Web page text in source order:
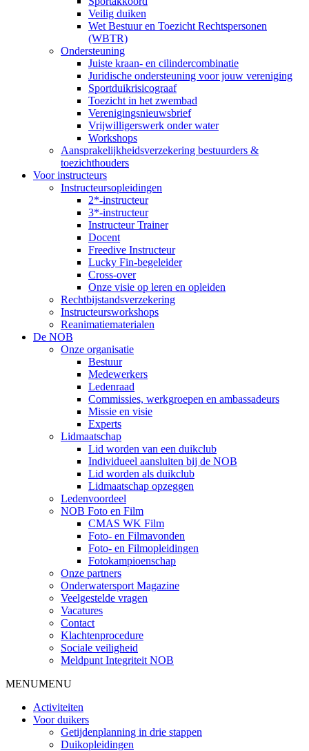
Veilig duiken
Wet Bestuur en Toezicht Rechtspersonen
(WBTR)
Ondersteuning
Juiste kraan- en cilindercombinatie
Juridische ondersteuning voor jouw vereniging
Sportduikrisicograaf
Toezicht in het zwembad
Verenigingsnieuwsbrief
Vrijwilligerswerk onder water
Workshops
Aansprakelijkheidsverzekering bestuurders &
toezichthouders
Voor instructeurs
Instructeursopleidingen
2*-instructeur
3*-instructeur
Instructeur Trainer
Docent
Freedive Instructeur
Lucky Fin-begeleider
Cross-over
Onze visie op leren en opleiden
Rechtbijstandsverzekering
Instructeursworkshops
Reanimatiematerialen
De NOB
Onze organisatie
Bestuur
Medewerkers
Ledenraad
Commissies, werkgroepen en ambassadeurs
Missie en visie
Experts
Lidmaatschap
Lid worden van een duikclub
Individueel aansluiten bij de NOB
Lid worden als duikclub
Lidmaatschap opzeggen
Ledenvoordeel
NOB Foto en Film
CMAS WK Film
Foto- en Filmavonden
Foto- en Filmopleidingen
Fotokampioenschap
Onze partners
Onderwatersport Magazine
Veelgestelde vragen
Vacatures
Contact
Klachtenprocedure
Sociale veiligheid
Meldpunt Integriteit NOB
MENUMENU
Activiteiten
Voor duikers
Getijdenplanning in drie stappen
Duikopleidingen